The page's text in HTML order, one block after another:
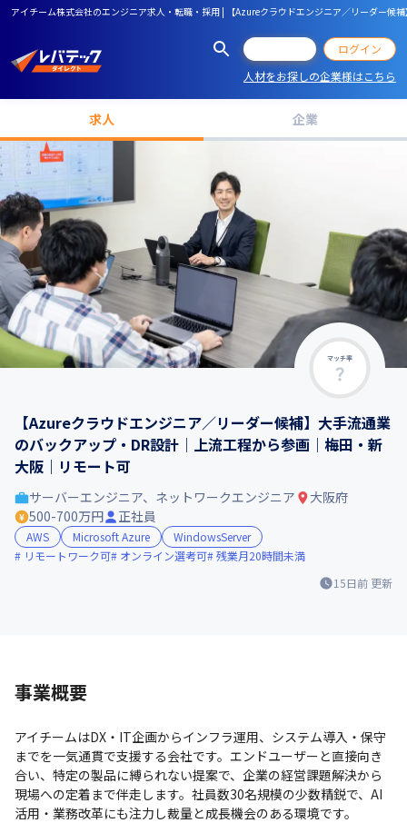
アイチーム株式会社のエンジニア求人・転職・採用 | 【Azureクラウドエンジニア／リーダー候
ログイン
人材をお探しの企業様はこちら
求人 企業
マッチ率
【Azureクラウドエンジニア／リーダー候補】大手流通業
のバックアップ・DR設計｜上流工程から参画｜梅田・新
大阪｜リモート可
15日前 更新
サーバーエンジニア、ネットワークエンジニア
大阪府
500-700万円
正社員
AWS Microsoft Azure
WindowsServer
リモートワーク可
オンライン選考可 残業月20時間未満
事業概要
アイチームはDX・IT企画からインフラ運用、システム導入・保守
までを一気通貫で支援する会社です。エンドユーザーと直接向き
合い、特定の製品に縛られない提案で、企業の経営課題解決から
現場への定着まで伴走します。社員数30名規模の少数精鋭で、AI
活用・業務改革にも注力し裁量と成長機会のある環境です。